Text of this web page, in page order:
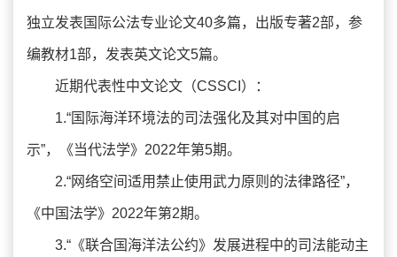
独立发表国际公法专业论文40多篇，出版专著2部，参
编教材1部，发表英文论文5篇。
近期代表性中文论文（CSSCI）：
1.“国际海洋环境法的司法强化及其对中国的启
示”，《当代法学》2022年第5期。
2.“网络空间适用禁止使用武力原则的法律路径”，
《中国法学》2022年第2期。
3.“《联合国海洋法公约》发展进程中的司法能动主